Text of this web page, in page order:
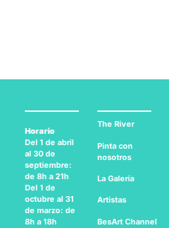
Horario
Del 1 de abril
al 30 de
septiembre:
de 8h a 21h
Del 1 de
octubre al 31
de marzo: de
8h a 18h
The River
Pinta con
nosotros
La Galería
Artistas
BesArt Channel